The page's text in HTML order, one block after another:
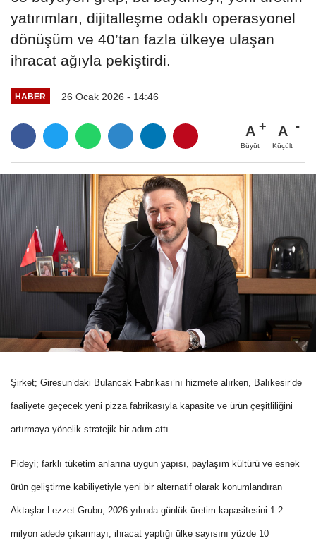
yatırımları, dijitalleşme odaklı operasyonel
dönüşüm ve 40’tan fazla ülkeye ulaşan
ihracat ağıyla pekiştirdi.
HABER 26 Ocak 2026 - 14:46
A
Büyüt
A
Küçült
Şirket; Giresun’daki Bulancak Fabrikası’nı hizmete alırken, Balıkesir’de
faaliyete geçecek yeni pizza fabrikasıyla kapasite ve ürün çeşitliliğini
artırmaya yönelik stratejik bir adım attı.
Pideyi; farklı tüketim anlarına uygun yapısı, paylaşım kültürü ve esnek
ürün geliştirme kabiliyetiyle yeni bir alternatif olarak konumlandıran
Aktaşlar Lezzet Grubu, 2026 yılında günlük üretim kapasitesini 1.2
milyon adede çıkarmayı, ihracat yaptığı ülke sayısını yüzde 10